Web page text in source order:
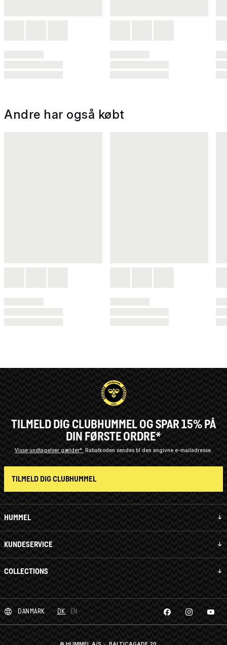
Andre har også købt
HUMMEL
KUNDESERVICE
COLLECTIONS
TILMELD DIG CLUBHUMMEL OG SPAR 15% PÅ
DIN FØRSTE ORDRE*
Visse undtagelser gælder* Rabatkoden sendes til den angivne e-mailadresse.
TILMELD DIG CLUBHUMMEL
DANMARK DK EN